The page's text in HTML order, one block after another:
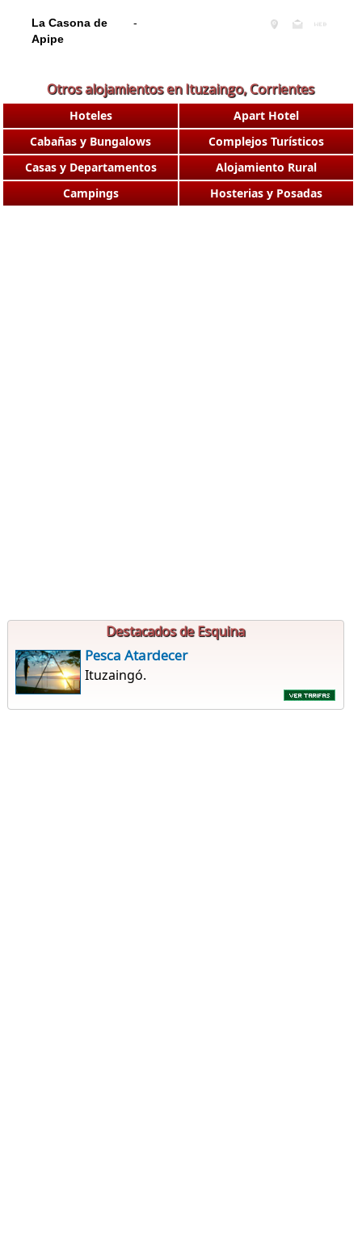
La Casona de
Apipe
-
Otros alojamientos en Ituzaingo, Corrientes
Hoteles
Apart Hotel
Cabañas y Bungalows
Complejos Turísticos
Casas y Departamentos
Alojamiento Rural
Campings
Hosterias y Posadas
Destacados de Esquina
Pesca Atardecer
Ituzaingó.